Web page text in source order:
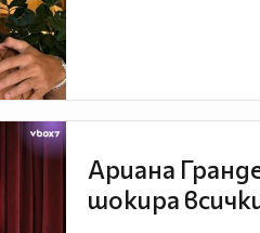
Ариана
шокира